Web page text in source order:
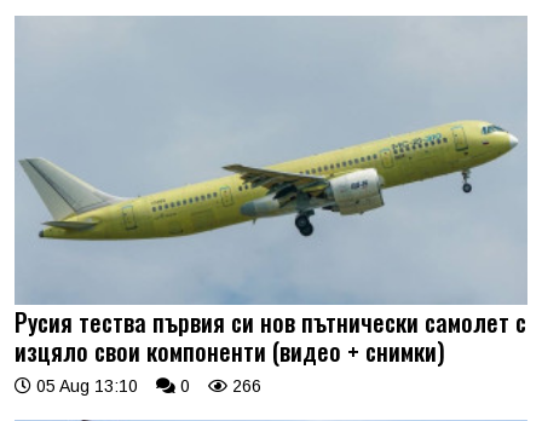
Русия тества първия си нов пътнически самолет с
изцяло свои компоненти (видео + снимки)
05 Aug 13:10 0 266